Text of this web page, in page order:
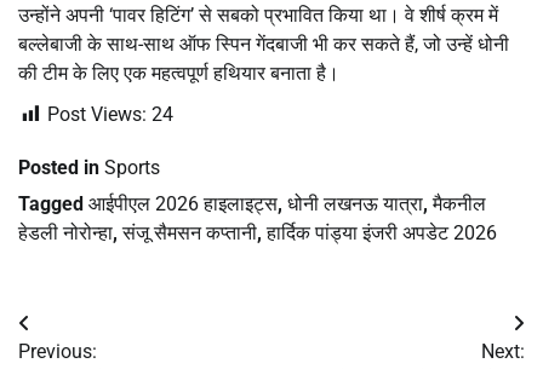
उन्होंने अपनी ‘पावर हिटिंग’ से सबको प्रभावित किया था। वे शीर्ष क्रम में
बल्लेबाजी के साथ-साथ ऑफ स्पिन गेंदबाजी भी कर सकते हैं, जो उन्हें धोनी
की टीम के लिए एक महत्वपूर्ण हथियार बनाता है।
Post Views: 24
Posted in Sports
Tagged आईपीएल 2026 हाइलाइट्स, धोनी लखनऊ यात्रा,मैकनील
हेडली नोरोन्हा,संजू सैमसन कप्तानी,हार्दिक पांड्या इंजरी अपडेट 2026
Post
Previous:
Next: